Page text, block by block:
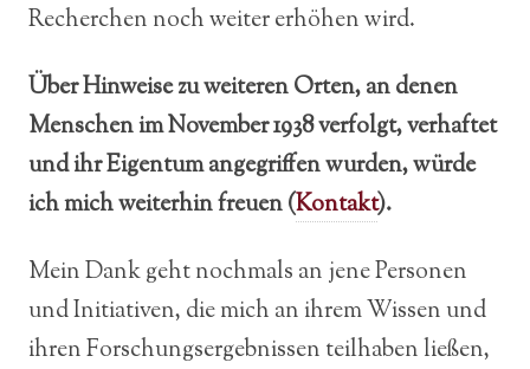
Recherchen noch weiter erhöhen wird.
Über Hinweise zu weiteren Orten, an denen
Menschen im November 1938 verfolgt, verhaftet
und ihr Eigentum angegriffen wurden, würde
ich mich weiterhin freuen (Kontakt).
Mein Dank geht nochmals an jene Personen
und Initiativen, die mich an ihrem Wissen und
ihren Forschungsergebnissen teilhaben ließen,